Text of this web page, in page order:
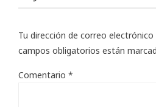
Tu dirección de correo electrónico
campos obligatorios están
Comentario *